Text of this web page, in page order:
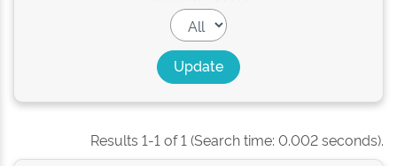
Results 1-1 of 1 (Search time: 0.002 seconds).